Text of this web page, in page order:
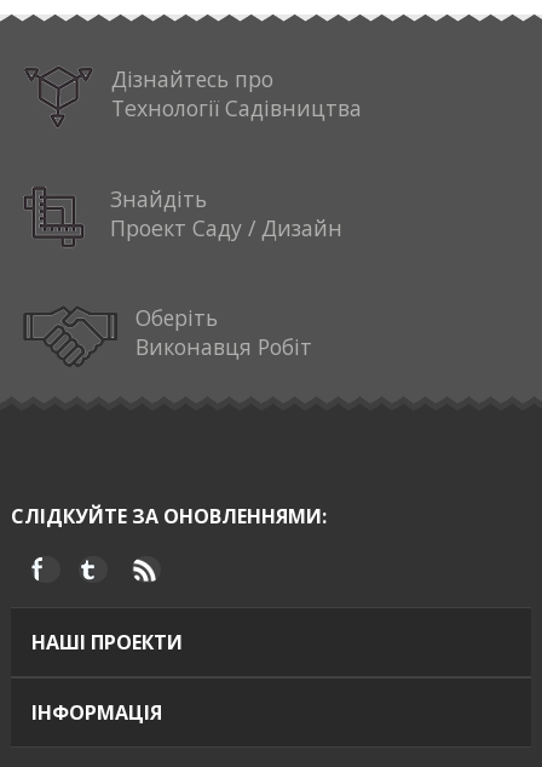
Дізнайтесь про
Технології Садівництва
Знайдіть
Проект Саду / Дизайн
Оберіть
Виконавця Робіт
СЛІДКУЙТЕ ЗА ОНОВЛЕННЯМИ:
НАШІ ПРОЕКТИ
ІНФОРМАЦІЯ